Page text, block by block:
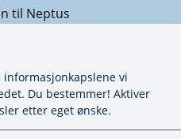
til Neptus
vi
Du bestemmer! Aktiver
etter eget ønske.